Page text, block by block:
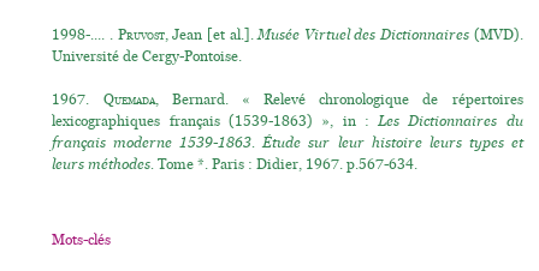
1998-.... . Pruvost, Jean [et al.].Musée Virtuel des Dictionnaires(MVD).
Université de Cergy-Pontoise.
1967. Quemada, Bernard. « Relevé chronologique de répertoires
lexicographiques français (1539-1863) », in :Les Dictionnaires du
français moderne 1539-1863. Étude sur leur histoire leurs types et
leurs méthodes. Tome *. Paris : Didier, 1967. p.567-634.
Mots-clés